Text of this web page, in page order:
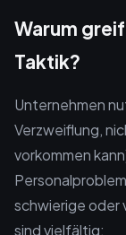
Warum
Taktik?
Unternehmen
Verzweiflung,
vorkommen
schwierige oder
sind vielfältig: